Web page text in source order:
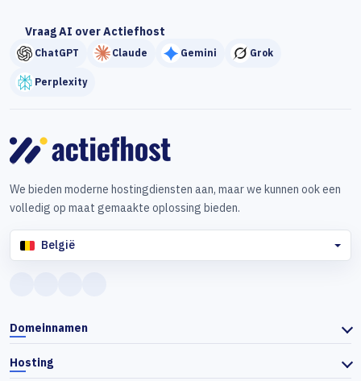
Vraag AI over Actiefhost
ChatGPT Claude Gemini Grok
Perplexity
We bieden moderne hostingdiensten aan, maar we kunnen ook een
volledig op maat gemaakte oplossing bieden.
België
Domeinnamen
Hosting